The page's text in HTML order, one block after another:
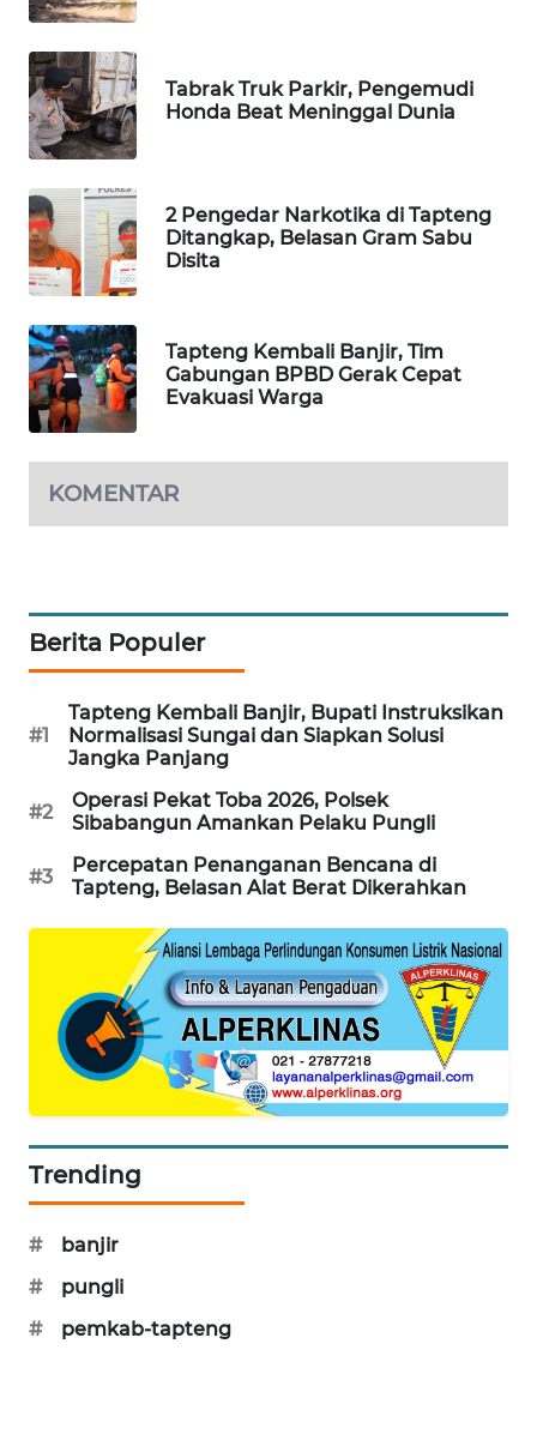
Tabrak Truk Parkir, Pengemudi
Honda Beat Meninggal Dunia
2 Pengedar Narkotika di Tapteng
Ditangkap, Belasan Gram Sabu
Disita
Tapteng Kembali Banjir, Tim
Gabungan BPBD Gerak Cepat
Evakuasi Warga
KOMENTAR
Berita Populer
#1
Tapteng Kembali Banjir, Bupati Instruksikan
Normalisasi Sungai dan Siapkan Solusi
Jangka Panjang
#2
Operasi Pekat Toba 2026, Polsek
Sibabangun Amankan Pelaku Pungli
#3
Percepatan Penanganan Bencana di
Tapteng, Belasan Alat Berat Dikerahkan
Trending
#
banjir
#
pungli
#
pemkab-tapteng
ALPERKLINAS
FORJASIDA
TAMBANG
SITUNGIR
NEWS
SIDIKALANG
NEWS
SIBARAGAS
METRO
SIANTAR
METRO
MEDAN
NEWS
METRO
JAKARTA
NEWS
NEWS
JURNAL
MARITIM
HUMBANG
NEWS
GARONGGANG
FISUELRI
ID